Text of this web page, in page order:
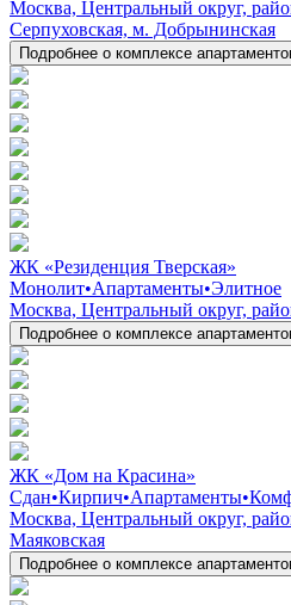
Москва, Центральный округ,
Серпуховская, м. Добрынинская
Подробнее о комплексе
ЖК «Резиденция Тверская»
Монолит•Апартаменты•Элитное
Москва, Центральный округ,
Подробнее о комплексе
ЖК «Дом на Красина»
Сдан•Кирпич•Апартаменты•
Москва, Центральный округ,
Маяковская
Подробнее о комплексе